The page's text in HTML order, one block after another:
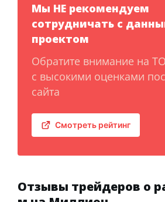
Мы НЕ рекомендуем
сотрудничать с
проектом
Обратите внимание на
с высокими оценками
сайта
Смотреть рейтинг
Отзывы трейдеров о